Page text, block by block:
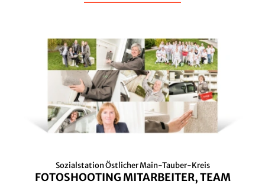
Sozialstation Östlicher Main-Tauber-Kreis
FOTOSHOOTING MITARBEITER, TEAM